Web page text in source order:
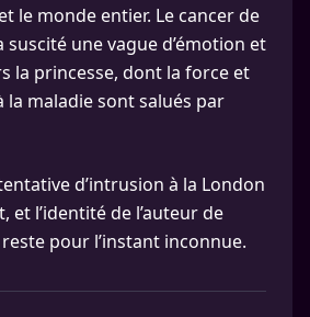
le monde entier. Le cancer de
une vague d’émotion et
la princesse, dont la force et
la maladie sont salués par
d’intrusion à la London
et l’identité de l’auteur de
reste pour l’instant inconnue.